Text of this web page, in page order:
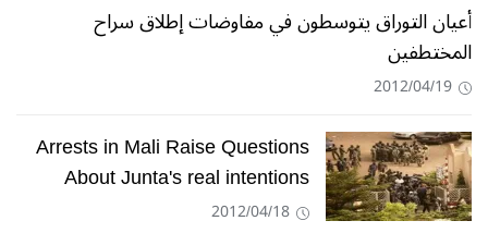
أعيان التوراق يتوسطون في مفاوضات إطلاق سراح
المختطفين
2012/04/19
Arrests in Mali Raise Questions
About Junta's real intentions
2012/04/18